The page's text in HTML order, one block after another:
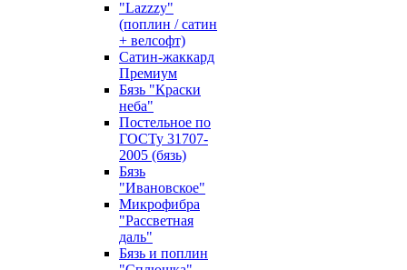
"Lazzzy"
(поплин / сатин
+ велсофт)
Сатин-жаккард
Премиум
Бязь "Краски
неба"
Постельное по
ГОСТу 31707-
2005 (бязь)
Бязь
"Ивановское"
Микрофибра
"Рассветная
даль"
Бязь и поплин